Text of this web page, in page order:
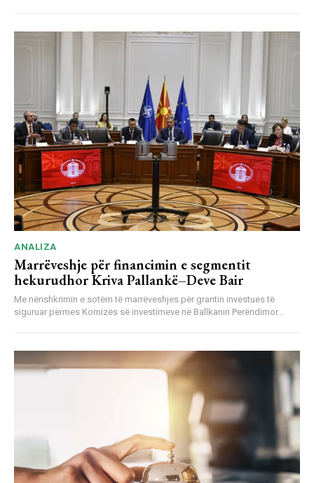
ANALIZA
Marrëveshje për financimin e segmentit
hekurudhor Kriva Pallankë–Deve Bair
Me nënshkrimin e sotëm të marrëveshjes për grantin investues të
siguruar përmes Kornizës së investimeve në Ballkanin Perëndimor...